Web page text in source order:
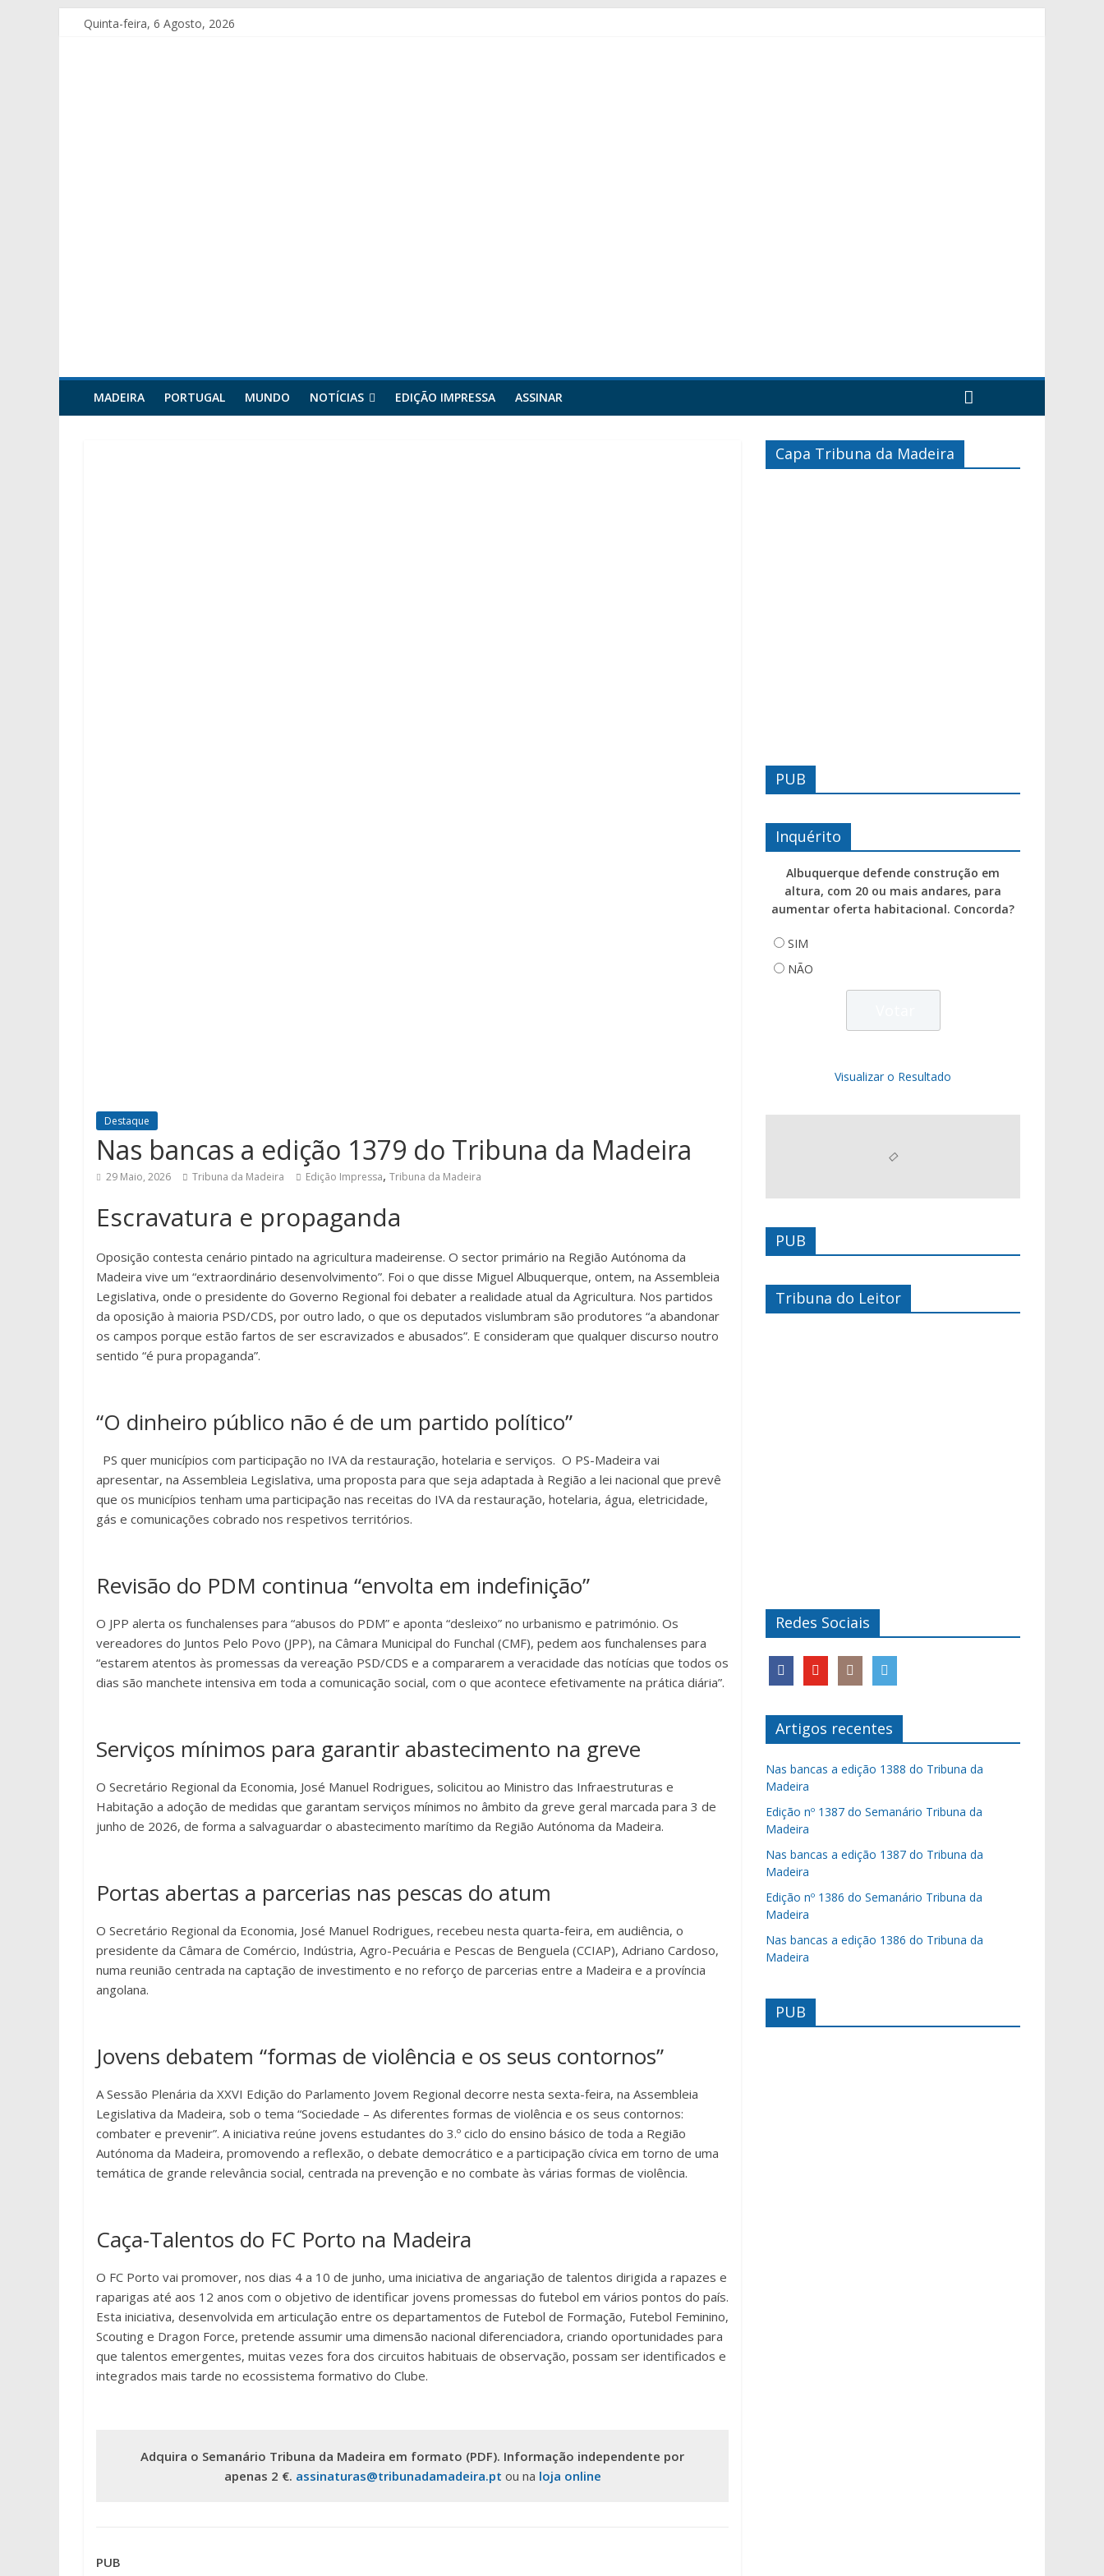
Quinta-feira, 6 Agosto, 2026
MADEIRA PORTUGAL MUNDO NOTÍCIAS EDIÇÃO IMPRESSA ASSINAR
Destaque
Nas bancas a edição 1379 do Tribuna da Madeira
29 Maio, 2026 Tribuna da Madeira Edição Impressa, Tribuna da Madeira
Escravatura e propaganda
Oposição contesta cenário pintado na agricultura madeirense. O sector primário na Região Autónoma da
Madeira vive um “extraordinário desenvolvimento”. Foi o que disse Miguel Albuquerque, ontem, na Assembleia
Legislativa, onde o presidente do Governo Regional foi debater a realidade atual da Agricultura. Nos partidos
da oposição à maioria PSD/CDS, por outro lado, o que os deputados vislumbram são produtores “a abandonar
os campos porque estão fartos de ser escravizados e abusados”. E consideram que qualquer discurso noutro
sentido “é pura propaganda”.
“O dinheiro público não é de um partido político”
PS quer municípios com participação no IVA da restauração, hotelaria e serviços. O PS-Madeira vai
apresentar, na Assembleia Legislativa, uma proposta para que seja adaptada à Região a lei nacional que prevê
que os municípios tenham uma participação nas receitas do IVA da restauração, hotelaria, água, eletricidade,
gás e comunicações cobrado nos respetivos territórios.
Revisão do PDM continua “envolta em indefinição”
O JPP alerta os funchalenses para “abusos do PDM” e aponta “desleixo” no urbanismo e património. Os
vereadores do Juntos Pelo Povo (JPP), na Câmara Municipal do Funchal (CMF), pedem aos funchalenses para
“estarem atentos às promessas da vereação PSD/CDS e a compararem a veracidade das notícias que todos os
dias são manchete intensiva em toda a comunicação social, com o que acontece efetivamente na prática diária”.
Serviços mínimos para garantir abastecimento na greve
O Secretário Regional da Economia, José Manuel Rodrigues, solicitou ao Ministro das Infraestruturas e
Habitação a adoção de medidas que garantam serviços mínimos no âmbito da greve geral marcada para 3 de
junho de 2026, de forma a salvaguardar o abastecimento marítimo da Região Autónoma da Madeira.
Portas abertas a parcerias nas pescas do atum
O Secretário Regional da Economia, José Manuel Rodrigues, recebeu nesta quarta-feira, em audiência, o
presidente da Câmara de Comércio, Indústria, Agro-Pecuária e Pescas de Benguela (CCIAP), Adriano Cardoso,
numa reunião centrada na captação de investimento e no reforço de parcerias entre a Madeira e a província
angolana.
Jovens debatem “formas de violência e os seus contornos”
A Sessão Plenária da XXVI Edição do Parlamento Jovem Regional decorre nesta sexta-feira, na Assembleia
Legislativa da Madeira, sob o tema “Sociedade – As diferentes formas de violência e os seus contornos:
combater e prevenir”. A iniciativa reúne jovens estudantes do 3.º ciclo do ensino básico de toda a Região
Autónoma da Madeira, promovendo a reflexão, o debate democrático e a participação cívica em torno de uma
temática de grande relevância social, centrada na prevenção e no combate às várias formas de violência.
Caça-Talentos do FC Porto na Madeira
O FC Porto vai promover, nos dias 4 a 10 de junho, uma iniciativa de angariação de talentos dirigida a rapazes e
raparigas até aos 12 anos com o objetivo de identificar jovens promessas do futebol em vários pontos do país.
Esta iniciativa, desenvolvida em articulação entre os departamentos de Futebol de Formação, Futebol Feminino,
Scouting e Dragon Force, pretende assumir uma dimensão nacional diferenciadora, criando oportunidades para
que talentos emergentes, muitas vezes fora dos circuitos habituais de observação, possam ser identificados e
integrados mais tarde no ecossistema formativo do Clube.
Adquira o Semanário Tribuna da Madeira em formato (PDF). Informação independente por
apenas 2 €. assinaturas@tribunadamadeira.pt ou na loja online
PUB
Capa Tribuna da Madeira
PUB
Inquérito
Albuquerque defende construção em
altura, com 20 ou mais andares, para
aumentar oferta habitacional. Concorda?
SIM
NÃO
Visualizar o Resultado
PUB
Tribuna do Leitor
Redes Sociais
Artigos recentes
Nas bancas a edição 1388 do Tribuna da
Madeira
Edição nº 1387 do Semanário Tribuna da
Madeira
Nas bancas a edição 1387 do Tribuna da
Madeira
Edição nº 1386 do Semanário Tribuna da
Madeira
Nas bancas a edição 1386 do Tribuna da
Madeira
PUB